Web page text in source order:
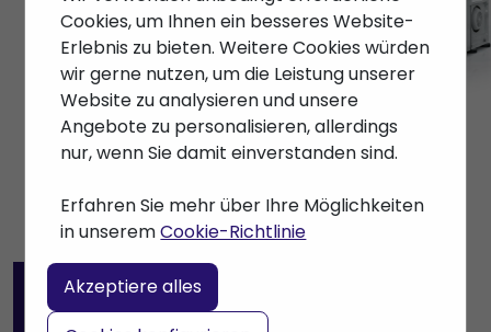
Anfang> Roboter
Cookies, um Ihnen ein besseres Website-
Erlebnis zu bieten. Weitere Cookies würden
wir gerne nutzen, um die Leistung unserer
Website zu analysieren und unsere
Angebote zu personalisieren, allerdings
nur, wenn Sie damit einverstanden sind.
Erfahren Sie mehr über Ihre Möglichkeiten
in unseremCookie-Richtlinie
Akzeptiere alles
Weitere Maschinen
ansehen